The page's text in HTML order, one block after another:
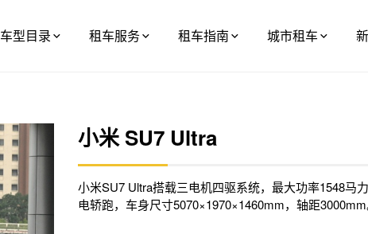
车型目录 租车服务 租车指南 城市租车
小米 SU7 Ultra
小米SU7 Ultra搭载三电机四驱系统，最大功率1548马
电轿跑，车身尺寸5070×1970×1460mm，轴距3000mm